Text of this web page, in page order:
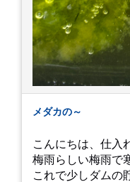
メダカの～
こんにちは、仕入
梅雨らしい梅雨で
これで少しダムの